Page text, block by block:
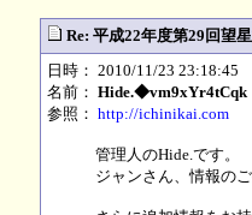
Re: 平成22年度第29回望
日時： 2010/11/23 23:18:45
名前： Hide.◆vm9xYr4tCqk
参照： http://ichinikai.com
管理人のHide.です。
ジャンさん、情報の